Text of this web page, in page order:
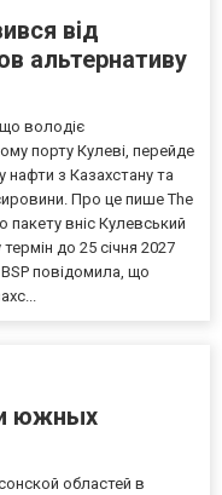
від
альтернативу
володіє
порту Кулеві, перейде
нафти з Казахстану та
Про це пише The
вніс Кулевський
до 25 січня 2027
повідомила, що
южных
областей в